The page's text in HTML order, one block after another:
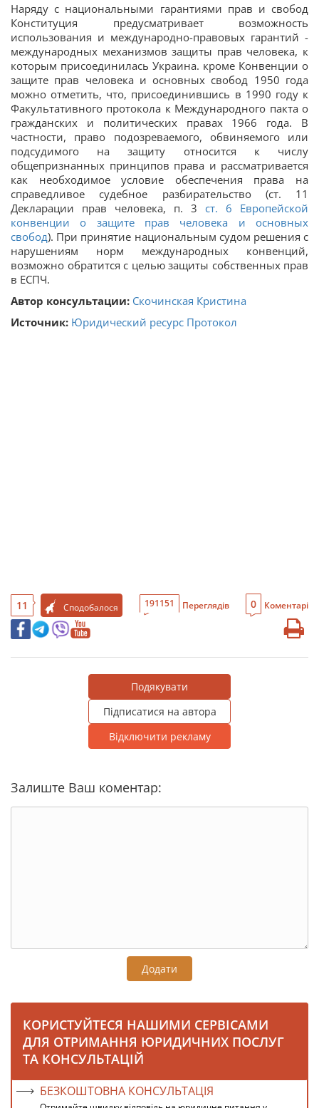
Наряду с национальными гарантиями прав и свобод
Конституция предусматривает возможность
использования и международно-правовых гарантий -
международных механизмов защиты прав человека, к
которым присоединилась Украина. кроме Конвенции о
защите прав человека и основных свобод 1950 года
можно отметить, что, присоединившись в 1990 году к
Факультативного протокола к Международного пакта о
гражданских и политических правах 1966 года. В
частности, право подозреваемого, обвиняемого или
подсудимого на защиту относится к числу
общепризнанных принципов права и рассматривается
как необходимое условие обеспечения права на
справедливое судебное разбирательство (ст. 11
Декларации прав человека, п. 3 ст. 6 Европейской
конвенции о защите прав человека и основных
свобод). При принятие национальным судом решения с
нарушениям норм международных конвенций,
возможно обратится с целью защиты собственных прав
в ЕСПЧ.
Автор консультации: Скочинская Кристина
Источник: Юридический ресурс Протокол
11 Сподобалося 191151 Переглядів 0 Коментарі
Подякувати
Підписатися на автора
Відключити рекламу
Залиште Ваш коментар:
Додати
КОРИСТУЙТЕСЯ НАШИМИ СЕРВІСАМИ
ДЛЯ ОТРИМАННЯ ЮРИДИЧНИХ ПОСЛУГ
ТА КОНСУЛЬТАЦІЙ
БЕЗКОШТОВНА КОНСУЛЬТАЦІЯ